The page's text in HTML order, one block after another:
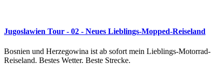
Jugoslawien Tour - 02 - Neues Lieblings-Mopped-Reiseland
Bosnien und Herzegowina ist ab sofort mein Lieblings-Motorrad-
Reiseland. Bestes Wetter. Beste Strecke.